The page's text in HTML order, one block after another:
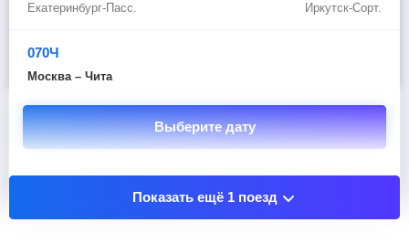
Екатеринбург-Пасс. Иркутск-Сорт.
070Ч
Москва – Чита
Выберите дату
Показать ещё 1 поезд